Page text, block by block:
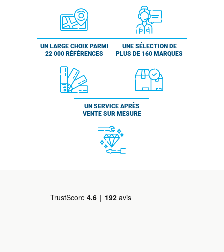
UN LARGE CHOIX PARMI
22 000 RÉFÉRENCES
UNE SÉLECTION DE
PLUS DE 160 MARQUES
UN SERVICE APRÈS
VENTE SUR MESURE